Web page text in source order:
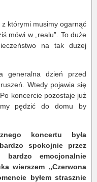
z którymi musimy ogarnąć
mówi w „realu”. To duże
na tak dużej
generalna dzień przed
Wtedy pojawia się
koncercie pozostaje już
pędzić do domu by
koncertu była
spokojnie przez
bardzo emocjonalnie
wierszem „Czerwona
byłem strasznie